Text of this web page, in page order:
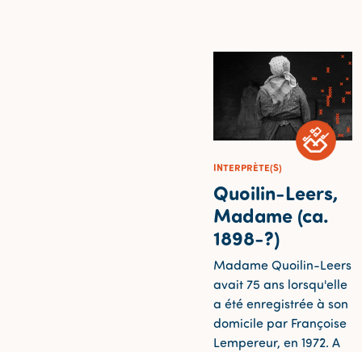
INTERPRÈTE(S)
Quoilin-Leers,
Madame (ca.
1898-?)
Madame Quoilin-Leers
avait 75 ans lorsqu'elle
a été enregistrée à son
domicile par Françoise
Lempereur, en 1972. A